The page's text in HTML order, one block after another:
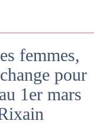
femmes,
pour
1er mars